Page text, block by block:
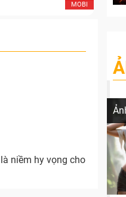
MOBI
niềm hy vọng cho